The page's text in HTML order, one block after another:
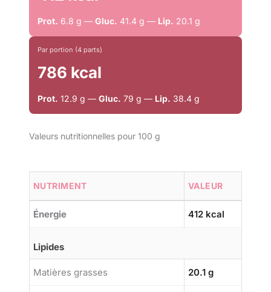
Prot. 6.8 g — Gluc. 41.4 g — Lip. 20.1 g
Par portion (4 parts)
786 kcal
Prot. 12.9 g — Gluc. 79 g — Lip. 38.4 g
Valeurs nutritionnelles pour 100 g
NUTRIMENT VALEUR
Énergie 412 kcal
Lipides
Matières grasses 20.1 g